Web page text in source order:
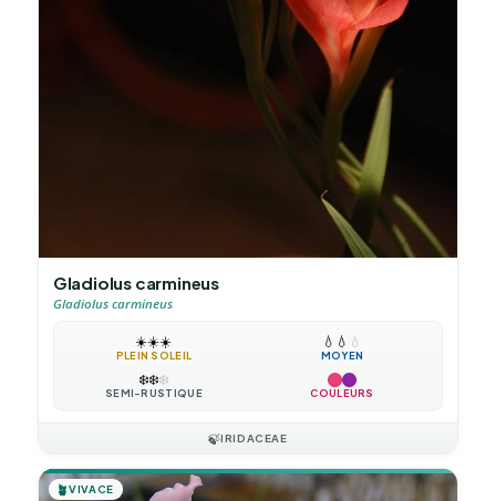
Gladiolus carmineus
Gladiolus carmineus
☀️☀️☀️
PLEIN SOLEIL
💧 💧 💧
MOYEN
❄️❄️❄️
SEMI-RUSTIQUE COULEURS
🍃IRIDACEAE
🪴VIVACE